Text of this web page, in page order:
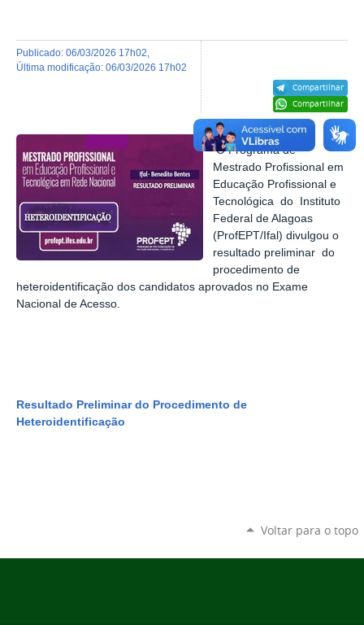
Compartilhar
Compartilhar
publicado: 06/03/2026 17h02
última modificação: 06/03/2026 17h02
O Programa de
Mestrado Profissional em
Educação Profissional e
Tecnológica do Instituto
Federal de Alagoas
(ProfEPT/Ifal) divulgou o
resultado preliminar do
procedimento de
heteroidentificação dos candidatos aprovados no Exame
Nacional de Acesso.
Resultado Preliminar do Procedimento de
Heteroidentificação
Voltar para o topo